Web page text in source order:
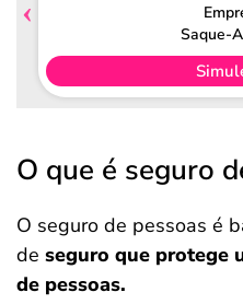
Saque-
O que é seguro
O seguro de pessoas é
de seguro que protege
de pessoas.